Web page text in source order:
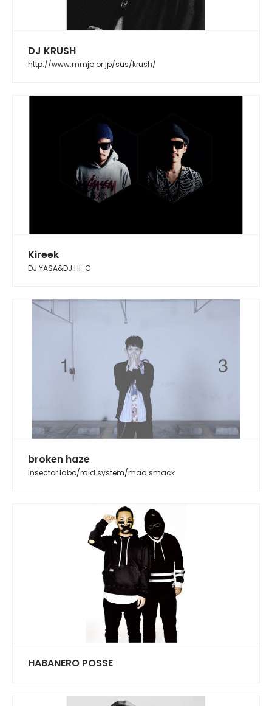
DJ KRUSH
http://www.mmjp.or.jp/sus/krush/
Kireek
DJ YASA&DJ HI-C
broken haze
Insector labo/raid system/mad smack
HABANERO POSSE